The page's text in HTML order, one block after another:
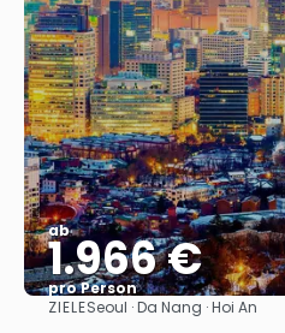
ab
1.966 €
pro Person
Sehen
ZIELESeoul · Da Nang · Hoi An